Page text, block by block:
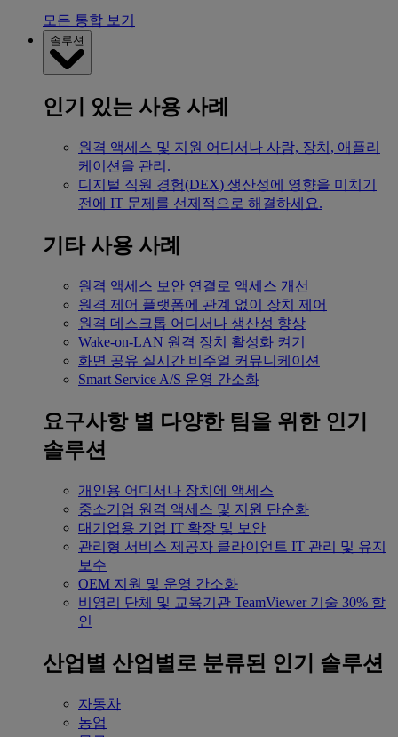
모든 통합 보기
솔루션
인기 있는 사용 사례
원격 액세스 및 지원 어디서나 사람, 장치, 애플리
케이션을 관리.
디지털 직원 경험(DEX) 생산성에 영향을 미치기
전에 IT 문제를 선제적으로 해결하세요.
기타 사용 사례
원격 액세스 보안 연결로 액세스 개선
원격 제어 플랫폼에 관계 없이 장치 제어
원격 데스크톱 어디서나 생산성 향상
Wake-on-LAN 원격 장치 활성화 켜기
화면 공유 실시간 비주얼 커뮤니케이션
Smart Service A/S 운영 간소화
요구사항 별 다양한 팀을 위한 인기
솔루션
개인용 어디서나 장치에 액세스
중소기업 원격 액세스 및 지원 단순화
대기업용 기업 IT 확장 및 보안
관리형 서비스 제공자 클라이언트 IT 관리 및 유지
보수
OEM 지원 및 운영 간소화
비영리 단체 및 교육기관 TeamViewer 기술 30% 할
인
산업별 산업별로 분류된 인기 솔루션
자동차
농업